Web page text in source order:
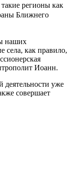
регионы как
Ближнего
наших
села, как правило,
Иоанн.
деятельности уже
совершает